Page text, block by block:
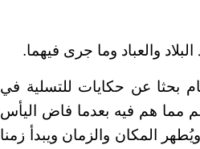
والعباد وما جرى فيهما.
بحثا عن حكايات للتسلية في
مما هم فيه بعدما فاض اليأس
المكان والزمان ويبدأ زمنا